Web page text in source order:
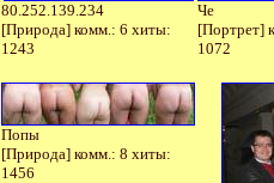
80.252.139.234
[Природа] комм.: 6 хиты:
1243
Че
[Портрет]
1072
Попы
[Природа] комм.: 8 хиты:
1456